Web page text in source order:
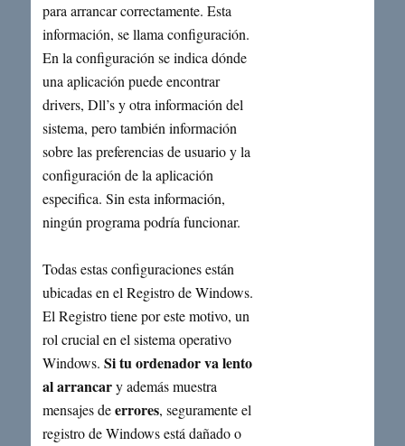
para arrancar correctamente. Esta
información, se llama configuración.
En la configuración se indica dónde
una aplicación puede encontrar
drivers, Dll’s y otra información del
sistema, pero también información
sobre las preferencias de usuario y la
configuración de la aplicación
especifica. Sin esta información,
ningún programa podría funcionar.
Todas estas configuraciones están
ubicadas en el Registro de Windows.
El Registro tiene por este motivo, un
rol crucial en el sistema operativo
Windows. Si tu ordenador va lento
al arrancary además muestra
mensajes deerrores, seguramente el
registro de Windows está dañado o